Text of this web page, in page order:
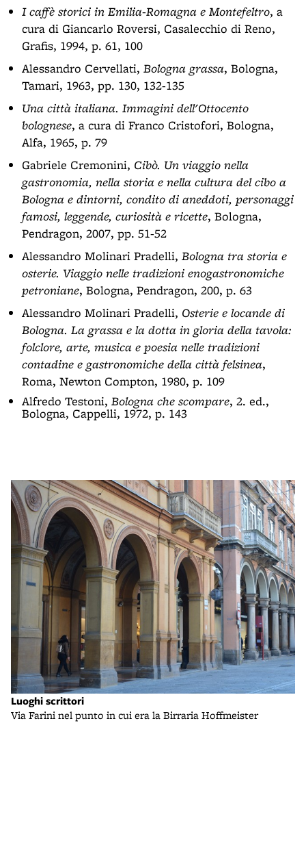
I caffè storici in Emilia-Romagna e Montefeltro, a
cura di Giancarlo Roversi, Casalecchio di Reno,
Grafis, 1994, p. 61, 100
Alessandro Cervellati, Bologna grassa, Bologna,
Tamari, 1963, pp. 130, 132-135
Una città italiana. Immagini dell'Ottocento
bolognese, a cura di Franco Cristofori, Bologna,
Alfa, 1965, p. 79
Gabriele Cremonini, Cibò. Un viaggio nella
gastronomia, nella storia e nella cultura del cibo a
Bologna e dintorni, condito di aneddoti, personaggi
famosi, leggende, curiosità e ricette, Bologna,
Pendragon, 2007, pp. 51-52
Alessandro Molinari Pradelli, Bologna tra storia e
osterie. Viaggio nelle tradizioni enogastronomiche
petroniane, Bologna, Pendragon, 200, p. 63
Alessandro Molinari Pradelli, Osterie e locande di
Bologna. La grassa e la dotta in gloria della tavola:
folclore, arte, musica e poesia nelle tradizioni
contadine e gastronomiche della città felsinea,
Roma, Newton Compton, 1980, p. 109
Alfredo Testoni, Bologna che scompare, 2. ed.,
Bologna, Cappelli, 1972, p. 143
Luoghi scrittori
Via Farini nel punto in cui era la Birraria Hoffmeister